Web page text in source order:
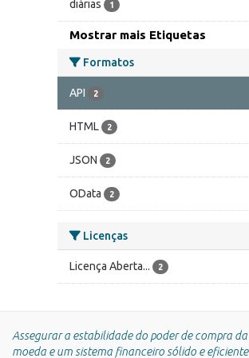
diárias 1
Mostrar mais Etiquetas
Formatos
API 2
HTML 2
JSON 2
OData 2
Licenças
Licença Aberta... 2
Assegurar a estabilidade do poder de compra da
moeda e um sistema financeiro sólido e eficiente